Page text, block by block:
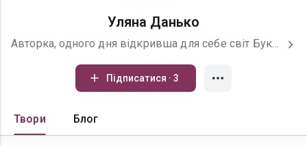
Уляна Данько
Авторка, одного дня відкривша для себе світ Букнету і, судячи з усього, залишусь у ньому назавжди. Виросла та сформувалася у фендомі, в якому залишила часточку свого палкого серця. Зараз намагаюся писати оригинальні історії. Дуже критикую свої роботи, але щиро радію, коли комусь вони припадають до душі Відкрита для спілкування, обожнюю нові цікаві знайомства. Дуже хочу зробити свій вклад у розвиток української творчості
Підписатися · 3
Твори Блог